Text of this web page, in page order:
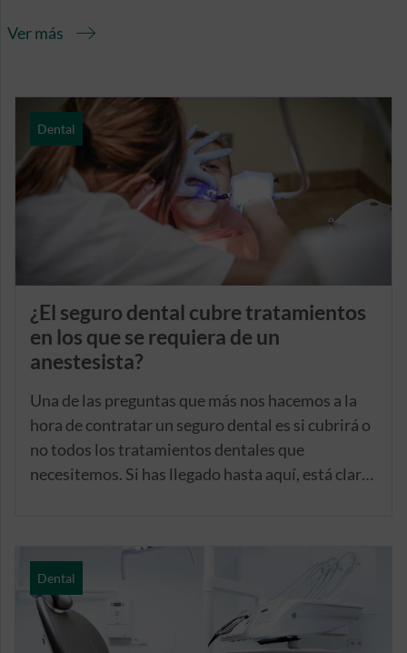
Ver más
Dental
¿El seguro dental cubre tratamientos
en los que se requiera de un
anestesista?
Una de las preguntas que más nos hacemos a la
hora de contratar un seguro dental es si cubrirá o
no todos los tratamientos dentales que
necesitemos. Si has llegado hasta aquí, está claro
. Presta atención, que resolvemos tus
dudas.
Dental